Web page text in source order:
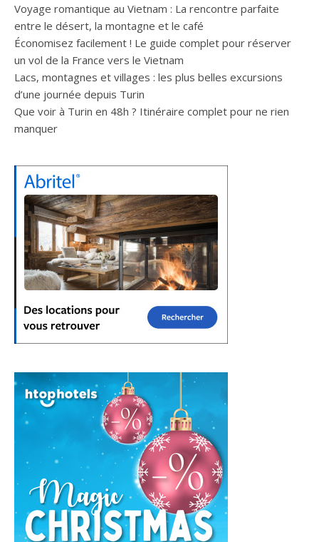
Voyage romantique au Vietnam : La rencontre parfaite
entre le désert, la montagne et le café
Économisez facilement ! Le guide complet pour réserver
un vol de la France vers le Vietnam
Lacs, montagnes et villages : les plus belles excursions
d’une journée depuis Turin
Que voir à Turin en 48h ? Itinéraire complet pour ne rien
manquer